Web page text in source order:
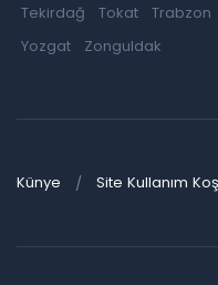
Tekirdağ
Tokat Trabzon
Yozgat
Zonguldak
Künye Site Kullanım